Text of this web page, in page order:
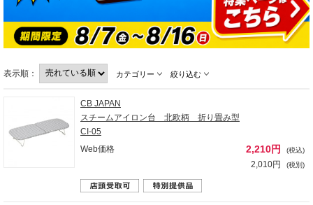
表示順： カテゴリー 絞り込む
CB JAPAN
スチームアイロン台 北欧柄 折り畳み型
CI-05
Web価格
2,210円 (税込)
2,010円 (税別)